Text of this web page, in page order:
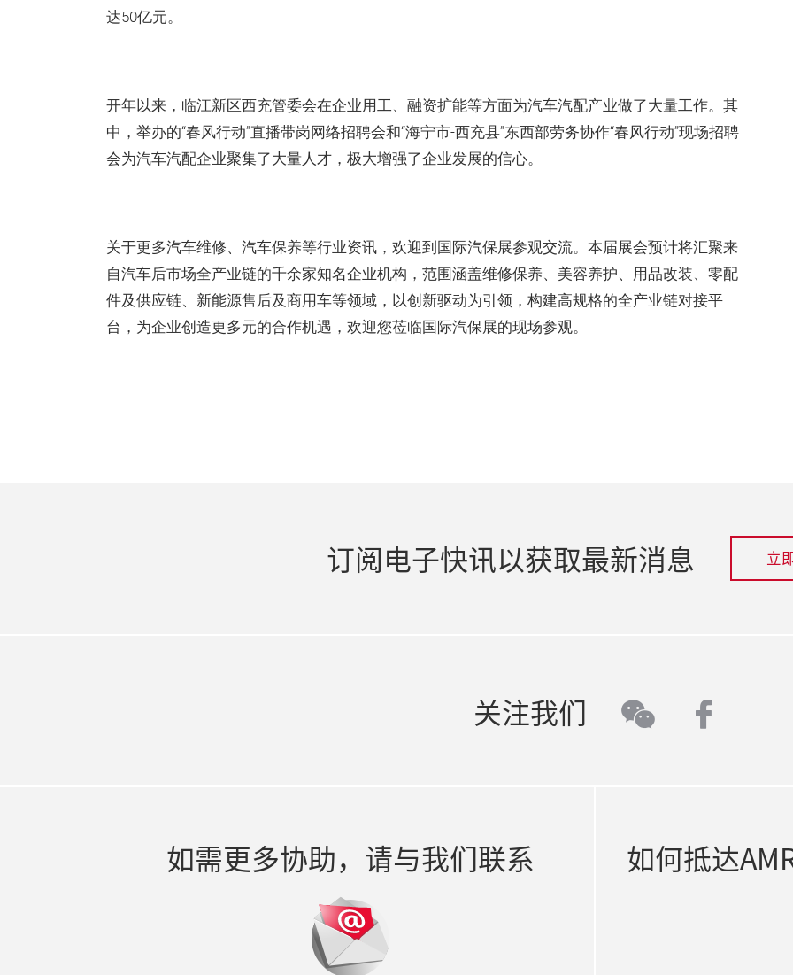
达50亿元。
开年以来，临江新区西充管委会在企业用工、融资扩能等方面为汽车汽配产业做了大量工作。其
中，举办的“春风行动”直播带岗网络招聘会和“海宁市-西充县”东西部劳务协作“春风行动”现场招聘
会为汽车汽配企业聚集了大量人才，极大增强了企业发展的信心。
关于更多汽车维修、汽车保养等行业资讯，欢迎到国际汽保展参观交流。本届展会预计将汇聚来
自汽车后市场全产业链的千余家知名企业机构，范围涵盖维修保养、美容养护、用品改装、零配
件及供应链、新能源售后及商用车等领域，以创新驱动为引领，构建高规格的全产业链对接平
台，为企业创造更多元的合作机遇，欢迎您莅临国际汽保展的现场参观。
订阅电子快讯以获取最新消息 立
关注我们 wechat
如需更多协助，请与我们联系 如何抵达